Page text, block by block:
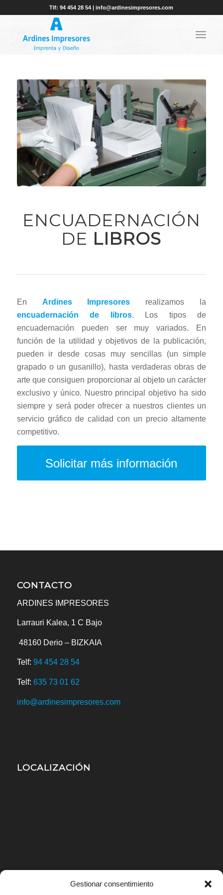
Gestionar consentimiento
Tlf: 94 454 28 54 | info@ardinesimpresores.com
ENCUADERNACIÓN
DE LIBROS
En Ardines Impresores realizamos la
encuadernación de libros. Los tipos de
encuadernación pueden ser muy variados. En
función de la utilidad y objetivos de la publicación,
pueden ir desde cosas muy sencillas (un simple
grapado o un gusanillo), hasta verdaderas obras de
arte que consiguen proporcionar al objeto un carácter
exclusivo y único. Nuestro principal objetivo ha sido
siempre y será poder ofrecer a nuestros clientes un
servicio gráfico de calidad con un precio altamente
competitivo.
Solicitar más información
CONTACTO
ARDINES IMPRESORES
Larrauri Kalea, 1 C Bajo
48160 Derio – BIZKAIA
Telf: 94 454 28 54
Telf: 635 73 01 62
info@ardinesimpresores.com
LOCALIZACIÓN